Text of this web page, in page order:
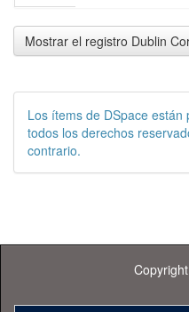
Mostrar el registro Dublin
Los ítems de DSpace
todos los derechos
contrario.